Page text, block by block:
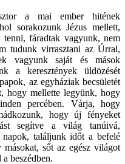
a mai ember hitének
sorakozunk Jézus mellett,
tenni, fáradtak vagyunk, nem
tudunk virrasztani az Úrral,
vagyunk saját és mások
a keresztények üldözését
az egyháziak becsületét
hogy mellette legyünk, hogy
percében. Várja, hogy
hogy új fényeket
segítve a világ tanúivá,
találjunk időt a befelé
sőt az egész világot
beszédben.